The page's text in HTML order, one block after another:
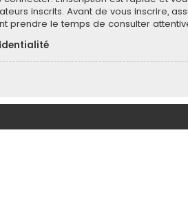
inscrits. Avant de vous inscrire,
prendre le temps de consulter